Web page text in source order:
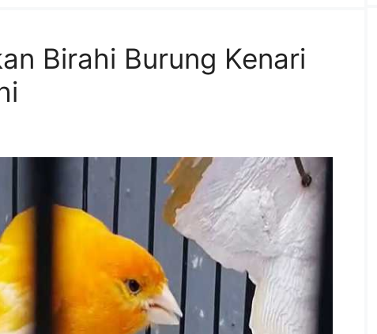
Birahi Burung Kenari